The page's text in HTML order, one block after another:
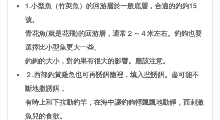
1.小型魚（竹莢魚）的回游層於一般底層，合適的釣鉤15
號。
青花魚(就是花飛)的回游層，通常２～４米左右。釣鉤也要
選擇比小型魚更大一些。
釣鉤的大小，對釣果有很大的影響。應該注意。
２.西部釣黃雞魚也可再誘餌籠裡，填入些誘餌。盡可能不
斷地撒誘餌，
有時上和下拉動釣竿，在海中讓釣鉤輕飄飄地動靜，而刺激
魚兒的食欲。